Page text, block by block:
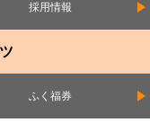
採用情報
ふく福券